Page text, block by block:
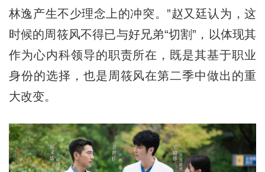
林逸产生不少理念上的冲突。”赵又廷认为，这
时候的周筱风不得已与好兄弟“切割”，以体现其
作为心内科领导的职责所在，既是其基于职业
身份的选择，也是周筱风在第二季中做出的重
大改变。